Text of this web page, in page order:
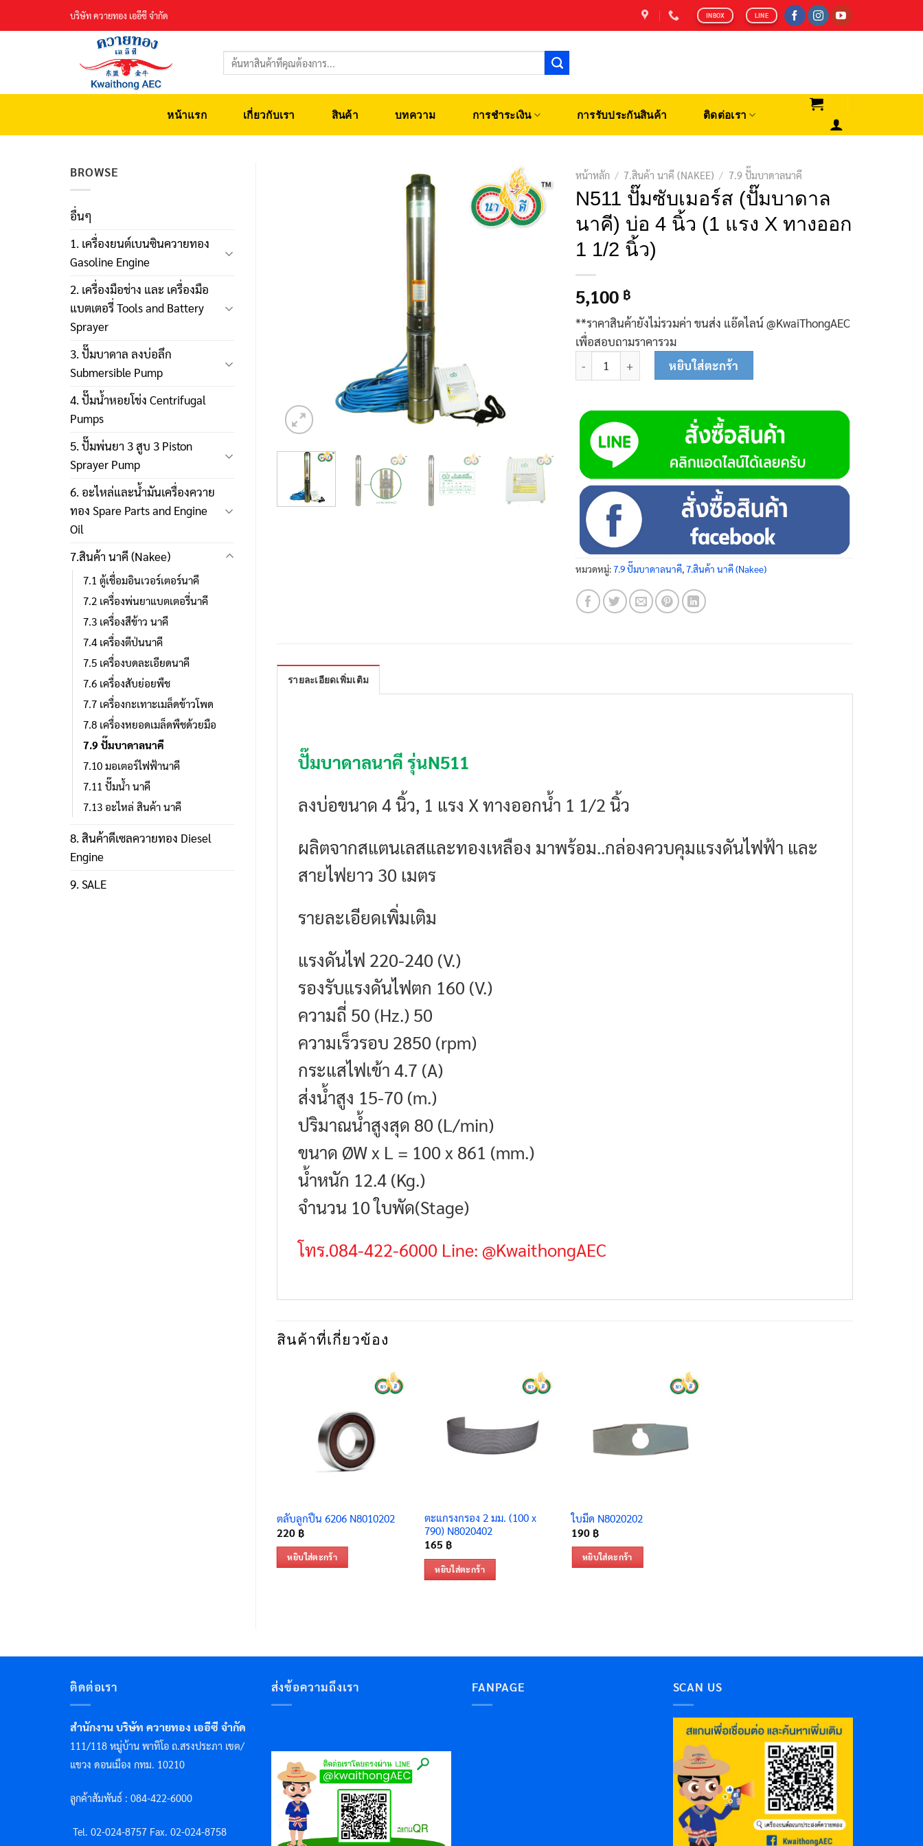
บริษัท ควายทอง เออีซี จำกัด INBOX LINE
ค้นหา:
หน้าแรก เกี่ยวกับเรา สินค้า บทความ การชำระเงิน การรับประกันสินค้า ติดต่อเรา
BROWSE
อื่นๆ
1. เครื่องยนต์เบนซินควายทอง
Gasoline Engine
2. เครื่องมือช่าง และ เครื่องมือ
แบตเตอรี่ Tools and Battery
Sprayer
3. ปั๊มบาดาล ลงบ่อลึก
Submersible Pump
4. ปั๊มน้ำหอยโข่ง Centrifugal
Pumps
5. ปั๊มพ่นยา 3 สูบ 3 Piston
Sprayer Pump
6. อะไหล่และน้ำมันเครื่องควาย
ทอง Spare Parts and Engine
Oil
7.สินค้า นาคี (Nakee)
7.1 ตู้เชื่อมอินเวอร์เตอร์นาคี
7.2 เครื่องพ่นยาแบตเตอรี่นาคี
7.3 เครื่องสีข้าว นาคี
7.4 เครื่องตีป่นนาคี
7.5 เครื่องบดละเอียดนาคี
7.6 เครื่องสับย่อยพืช
7.7 เครื่องกะเทาะเมล็ดข้าวโพด
7.8 เครื่องหยอดเมล็ดพืชด้วยมือ
7.9 ปั๊มบาดาลนาคี
7.10 มอเตอร์ไฟฟ้านาคี
7.11 ปั๊มน้ำ นาคี
7.13 อะไหล่ สินค้า นาคี
8. สินค้าดีเซลควายทอง Diesel
Engine
9. SALE
หน้าหลัก / 7.สินค้า นาคี (NAKEE) / 7.9 ปั๊มบาดาลนาคี
N511 ปั๊มซับเมอร์ส (ปั๊มบาดาล
นาคี) บ่อ 4 นิ้ว (1 แรง X ทางออก
1 1/2 นิ้ว)
5,100 ฿
**ราคาสินค้ายังไม่รวมค่า ขนส่ง แอ๊ดไลน์ @KwaiThongAEC
เพื่อสอบถามราคารวม
จำนวน N511 ปั๊มซับเมอร์ส (ปั๊มบาดาลนาคี) บ่อ 4 นิ้ว (1 แรง X ทางออก 1 1/2
หยิบใส่ตะกร้า
หมวดหมู่:7.9 ปั๊มบาดาลนาคี,7.สินค้า นาคี (Nakee)
รายละเอียดเพิ่มเติม
ปั๊มบาดาลนาคี รุ่นN511
ลงบ่อขนาด 4 นิ้ว, 1 แรง X ทางออกน้ำ 1 1/2 นิ้ว
ผลิตจากสแตนเลสและทองเหลือง มาพร้อม..กล่องควบคุมแรงดันไฟฟ้า และ
สายไฟยาว 30 เมตร
รายละเอียดเพิ่มเติม
แรงดันไฟ 220-240 (V.)
รองรับแรงดันไฟตก 160 (V.)
ความถี่ 50 (Hz.) 50
ความเร็วรอบ 2850 (rpm)
กระแสไฟเข้า 4.7 (A)
ส่งน้ำสูง 15-70 (m.)
ปริมาณน้ำสูงสุด 80 (L/min)
ขนาด ØW x L = 100 x 861 (mm.)
น้ำหนัก 12.4 (Kg.)
จำนวน 10 ใบพัด(Stage)
โทร.084-422-6000 Line: @KwaithongAEC
สินค้าที่เกี่ยวข้อง
ตลับลูกปืน 6206 N8010202
220 ฿
หยิบใส่ตะกร้า
ตะแกรงกรอง 2 มม. (100 x
790) N8020402
165 ฿
หยิบใส่ตะกร้า
ใบมีด N8020202
190 ฿
หยิบใส่ตะกร้า
ติดต่อเรา
สำนักงาน บริษัท ควายทอง เออีซี จำกัด
111/118 หมู่บ้าน พาทิโอ ถ.สรงประภา เขต/
แขวง ดอนเมือง กทม. 10210
ลูกค้าสัมพันธ์ : 084-422-6000
Tel. 02-024-8757 Fax. 02-024-8758
ส่งข้อความถึงเรา FANPAGE SCAN US